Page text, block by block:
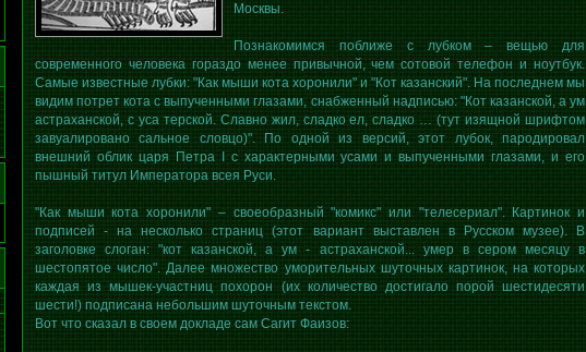
Москвы.
Познакомимся поближе с лубком – вещью для
современного человека гораздо менее привычной, чем сотовой телефон и ноутбук.
Самые известные лубки: "Как мыши кота хоронили" и "Кот казанский". На последнем мы
видим потрет кота с выпученными глазами, снабженный надписью: "Кот казанской, а ум
астраханской, с уса терской. Славно жил, сладко ел, сладко … (тут изящной шрифтом
завуалировано сальное словцо)". По одной из версий, этот лубок, пародировал
внешний облик царя Петра I с характерными усами и выпученными глазами, и его
пышный титул Императора всея Руси.
"Как мыши кота хоронили" – своеобразный "комикс" или "телесериал". Картинок и
подписей - на несколько страниц (этот вариант выставлен в Русском музее). В
заголовке слоган: "кот казанской, а ум - астраханской... умер в сером месяцу в
шестопятое число". Далее множество уморительных шуточных картинок, на которых
каждая из мышек-участниц похорон (их количество достигало порой шестидесяти
шести!) подписана небольшим шуточным текстом.
Вот что сказал в своем докладе сам Сагит Фаизов: